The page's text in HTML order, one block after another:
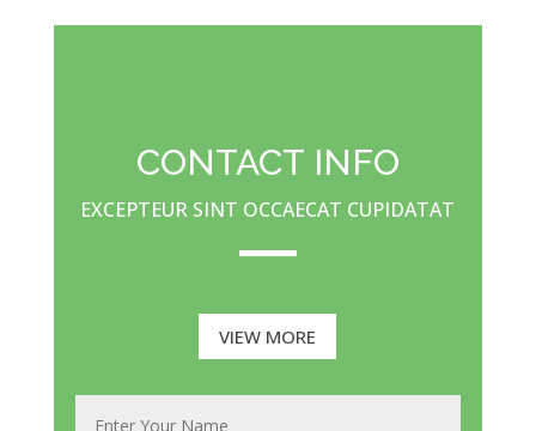
CONTACT INFO
EXCEPTEUR SINT OCCAECAT CUPIDATAT
VIEW MORE